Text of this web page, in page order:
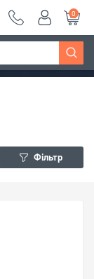
Дізнатись більше
0
Фільтр